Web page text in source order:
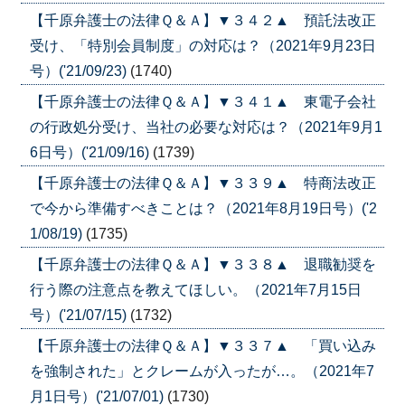
【千原弁護士の法律Ｑ＆Ａ】▼３４２▲ 預託法改正
受け、「特別会員制度」の対応は？（2021年9月23日
号）('21/09/23) (1740)
【千原弁護士の法律Ｑ＆Ａ】▼３４１▲ 東電子会社
の行政処分受け、当社の必要な対応は？（2021年9月1
6日号）('21/09/16) (1739)
【千原弁護士の法律Ｑ＆Ａ】▼３３９▲ 特商法改正
で今から準備すべきことは？（2021年8月19日号）('2
1/08/19) (1735)
【千原弁護士の法律Ｑ＆Ａ】▼３３８▲ 退職勧奨を
行う際の注意点を教えてほしい。（2021年7月15日
号）('21/07/15) (1732)
【千原弁護士の法律Ｑ＆Ａ】▼３３７▲ 「買い込み
を強制された」とクレームが入ったが…。（2021年7
月1日号）('21/07/01) (1730)